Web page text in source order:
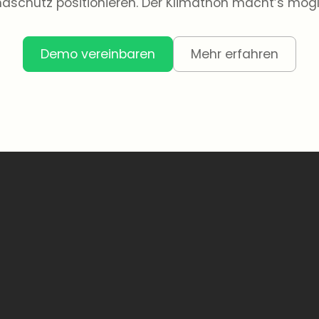
Demo vereinbaren Mehr erfahren